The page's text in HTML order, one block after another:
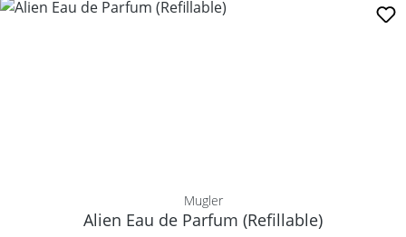
Mugler
Alien Eau de Parfum (Refillable)